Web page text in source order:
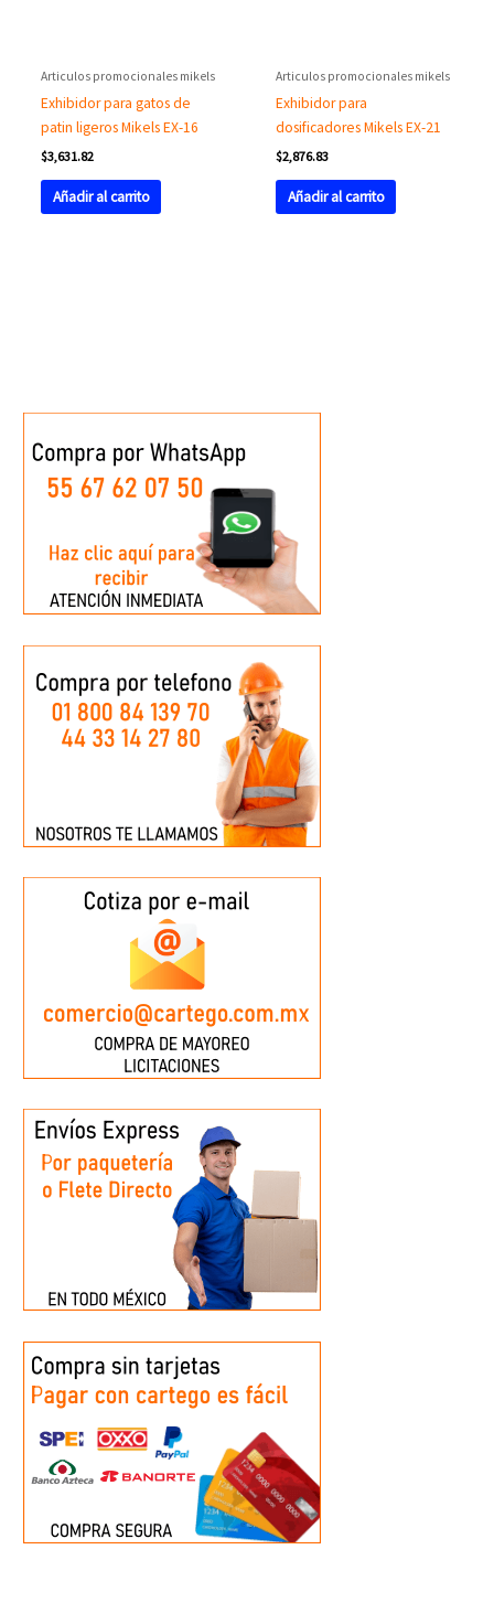
Articulos promocionales mikels
Exhibidor para gatos de
patin ligeros Mikels EX-16
$3,631.82
Añadir al carrito
Articulos promocionales mikels
Exhibidor para
dosificadores Mikels EX-21
$2,876.83
Añadir al carrito